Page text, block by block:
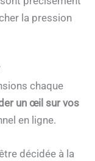
la pression
chaque
un œil sur vos
en ligne.
décidée à la